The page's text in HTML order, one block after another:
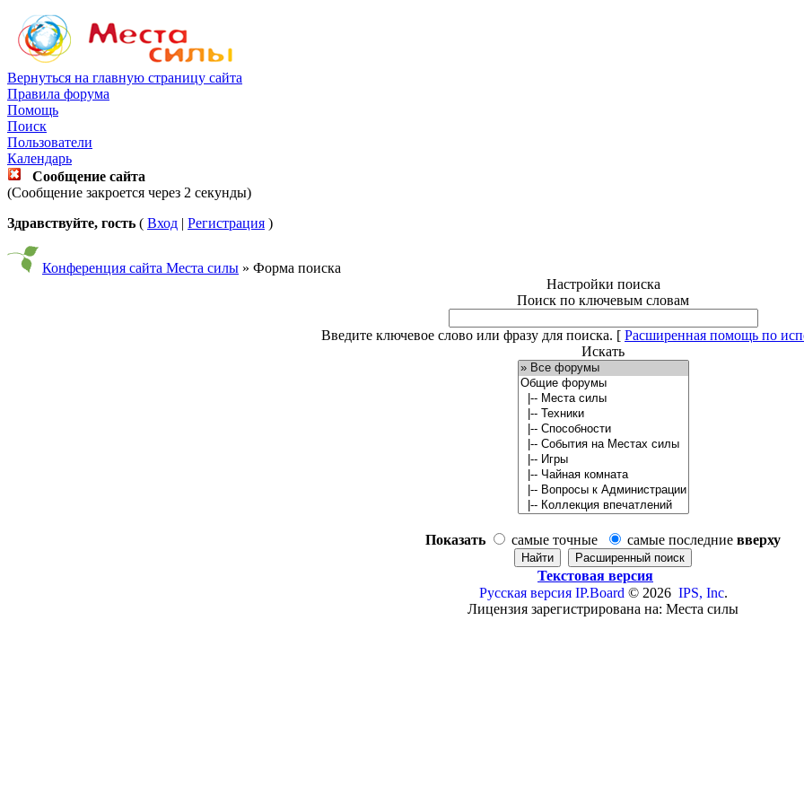
Вернуться на главную страницу сайта
Правила форума
Помощь
Поиск
Пользователи
Календарь
Сообщение сайта
(Сообщение закроется через 2 секунды)
Здравствуйте, гость ( Вход | Регистрация )
Конференция сайта Места силы » Форма поиска
Настройки поиска
Поиск по ключевым словам
Введите ключевое слово или фразу для поиска. [ Расширенная помощь по
Искать
Показать самые точные самые последние вверху
Текстовая версия
Русская версия IP.Board © 2026 IPS, Inc.
Лицензия зарегистрирована на: Места силы